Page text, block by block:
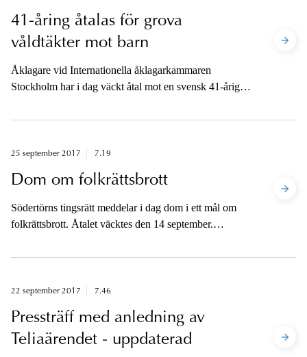
41-åring åtalas för grova
våldtäkter mot barn
Åklagare vid Internationella åklagarkammaren
Stockholm har i dag väckt åtal mot en svensk 41-årig
sexuellt övergrepp mot barn, utnyttjande av barn för
Åklagarna är tillgängliga per telefon för media i
25 september 2017 7.19
Dom om folkrättsbrott
Södertörns tingsrätt meddelar i dag dom i ett mål om
folkrättsbrott. Åtalet väcktes den 14 september.
kommentarer.
22 september 2017 7.46
Pressträff med anledning av
Teliaärendet - uppdaterad